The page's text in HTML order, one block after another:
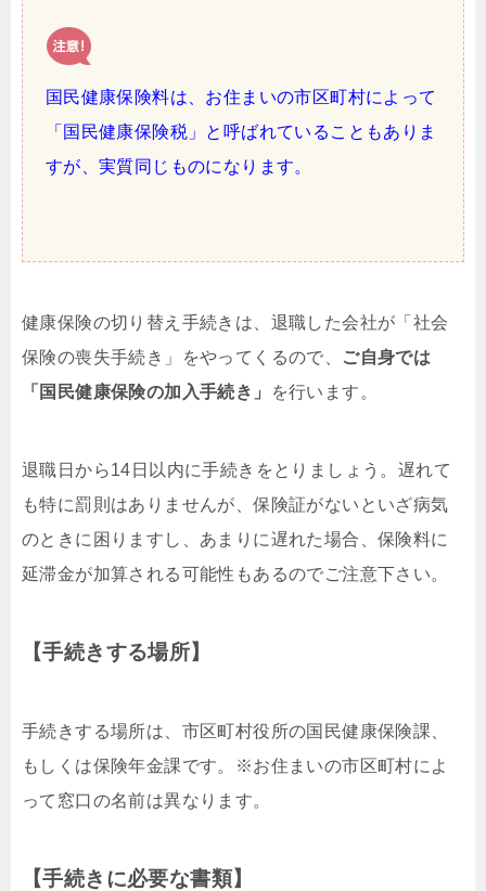
国民健康保険料は、お住まいの市区町村によって
「国民健康保険税」と呼ばれていることもありま
すが、実質同じものになります。
健康保険の切り替え手続きは、退職した会社が「社会
保険の喪失手続き」をやってくるので、
ご自身では
「国民健康保険の加入手続き」
を行います。
退職日から14日以内に手続きをとりましょう。遅れて
も特に罰則はありませんが、保険証がないといざ病気
のときに困りますし、あまりに遅れた場合、保険料に
延滞金が加算される可能性もあるのでご注意下さい。
【手続きする場所】
手続きする場所は、市区町村役所の国民健康保険課、
もしくは保険年金課です。※お住まいの市区町村によ
って窓口の名前は異なります。
【手続きに必要な書類】